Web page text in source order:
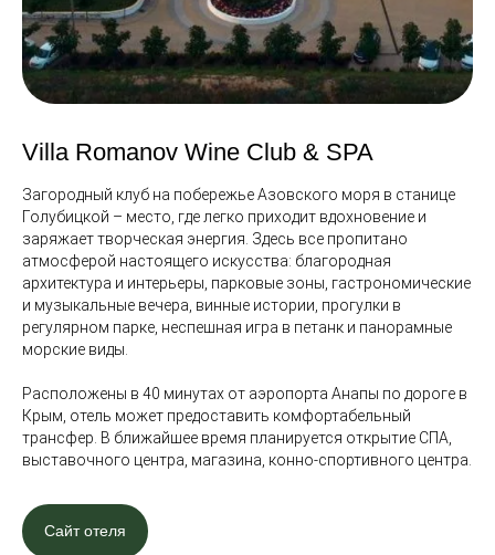
Villa Romanov Wine Club & SPA
Загородный клуб на побережье Азовского моря в станице
Голубицкой – место, где легко приходит вдохновение и
заряжает творческая энергия. Здесь все пропитано
атмосферой настоящего искусства: благородная
архитектура и интерьеры, парковые зоны, гастрономические
и музыкальные вечера, винные истории, прогулки в
регулярном парке, неспешная игра в петанк и панорамные
морские виды.
Расположены в 40 минутах от аэропорта Анапы по дороге в
Крым, отель может предоставить комфортабельный
трансфер. В ближайшее время планируется открытие СПА,
выставочного центра, магазина, конно-спортивного центра.
Сайт отеля